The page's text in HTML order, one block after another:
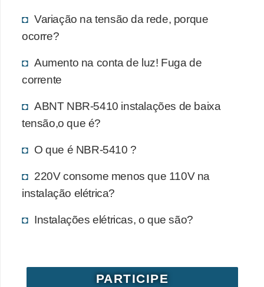
Variação na tensão da rede, porque
ocorre?
Aumento na conta de luz! Fuga de
corrente
ABNT NBR-5410 instalações de baixa
tensão,o que é?
O que é NBR-5410 ?
220V consome menos que 110V na
instalação elétrica?
Instalações elétricas, o que são?
PARTICIPE